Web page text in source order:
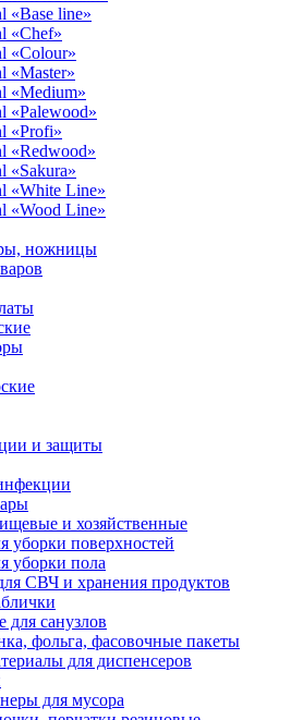
«Base line»
«Chef»
«Colour»
«Master»
«Medium»
«Palewood»
«Profi»
«Redwood»
«Sakura»
«White Line»
«Wood Line»
ножницы
и защиты
и хозяйственные
уборки поверхностей
уборки пола
СВЧ и хранения продуктов
для санузлов
фольга, фасовочные пакеты
для диспенсеров
для мусора